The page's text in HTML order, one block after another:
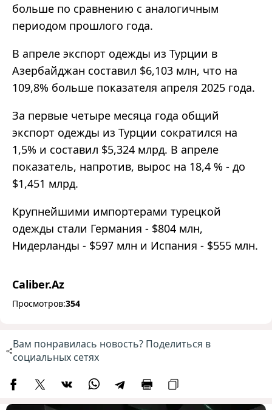
больше по сравнению с аналогичным
периодом прошлого года.
В апреле экспорт одежды из Турции в
Азербайджан составил $6,103 млн, что на
109,8% больше показателя апреля 2025 года.
За первые четыре месяца года общий
экспорт одежды из Турции сократился на
1,5% и составил $5,324 млрд. В апреле
показатель, напротив, вырос на 18,4 % - до
$1,451 млрд.
Крупнейшими импортерами турецкой
одежды стали Германия - $804 млн,
Нидерланды - $597 млн и Испания - $555 млн.
Caliber.Az
Просмотров:354
Вам понравилась новость? Поделиться в
социальных сетях